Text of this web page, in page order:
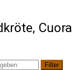
Cuora
Filter